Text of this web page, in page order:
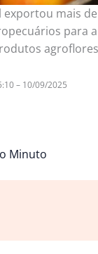
exportou mais
para
– 10/09/2025
Minuto